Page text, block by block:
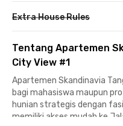
Extra House Rules
Tentang Apartemen
City View #1
Apartemen Skandinavia
bagi mahasiswa maupun
hunian strategis dengan
memiliki akses mudah ke